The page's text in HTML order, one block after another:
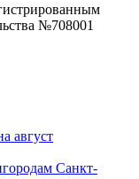
№708001
август
Санкт-